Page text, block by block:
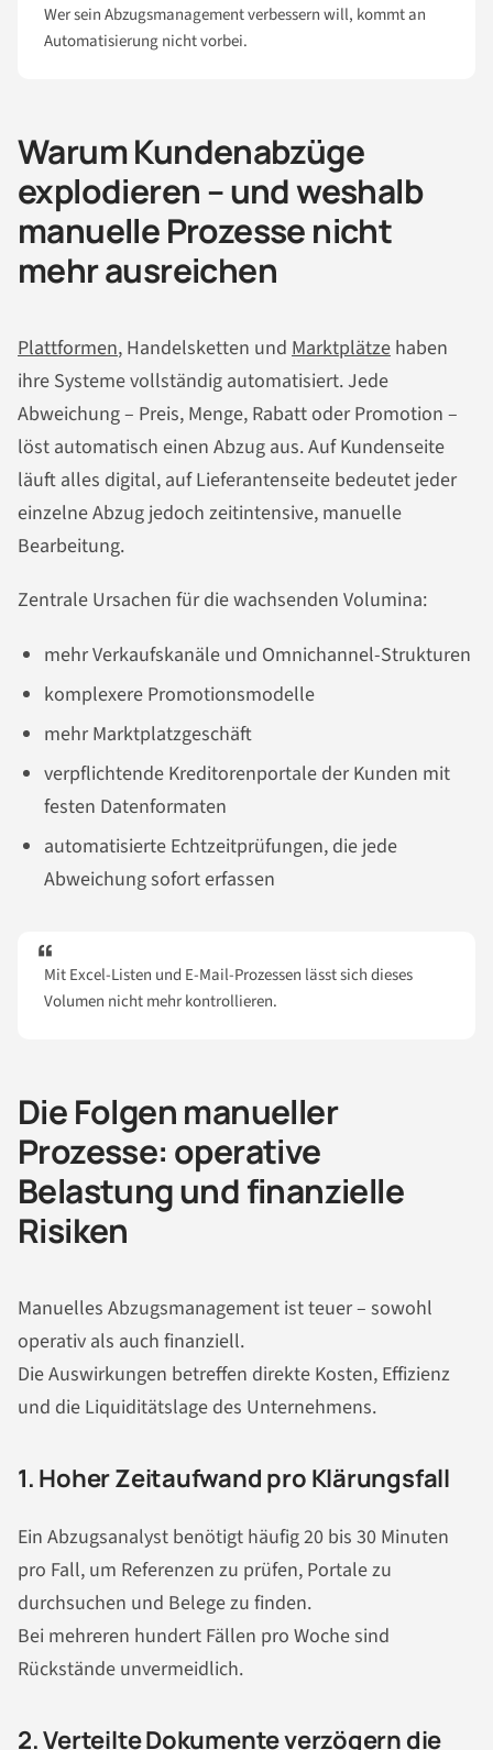
Wer sein Abzugsmanagement verbessern will, kommt an
Automatisierung nicht vorbei.
Warum Kundenabzüge
explodieren – und weshalb
manuelle Prozesse nicht
mehr ausreichen
Plattformen, Handelsketten und Marktplätze haben
ihre Systeme vollständig automatisiert. Jede
Abweichung – Preis, Menge, Rabatt oder Promotion –
löst automatisch einen Abzug aus. Auf Kundenseite
läuft alles digital, auf Lieferantenseite bedeutet jeder
einzelne Abzug jedoch zeitintensive, manuelle
Bearbeitung.
Zentrale Ursachen für die wachsenden Volumina:
mehr Verkaufskanäle und Omnichannel-Strukturen
komplexere Promotionsmodelle
mehr Marktplatzgeschäft
verpflichtende Kreditorenportale der Kunden mit
festen Datenformaten
automatisierte Echtzeitprüfungen, die jede
Abweichung sofort erfassen
Mit Excel-Listen und E-Mail-Prozessen lässt sich dieses
Volumen nicht mehr kontrollieren.
Die Folgen manueller
Prozesse: operative
Belastung und finanzielle
Risiken
Manuelles Abzugsmanagement ist teuer – sowohl
operativ als auch finanziell.
Die Auswirkungen betreffen direkte Kosten, Effizienz
und die Liquiditätslage des Unternehmens.
1. Hoher Zeitaufwand pro Klärungsfall
Ein Abzugsanalyst benötigt häufig 20 bis 30 Minuten
pro Fall, um Referenzen zu prüfen, Portale zu
durchsuchen und Belege zu finden.
Bei mehreren hundert Fällen pro Woche sind
Rückstände unvermeidlich.
2. Verteilte Dokumente verzögern die